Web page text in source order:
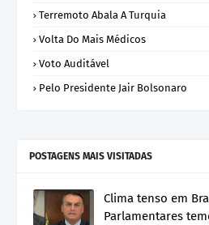
Terremoto Abala A Turquia
Volta Do Mais Médicos
Voto Auditável
Pelo Presidente Jair Bolsonaro
POSTAGENS MAIS VISITADAS
Clima tenso em
Parlamentares